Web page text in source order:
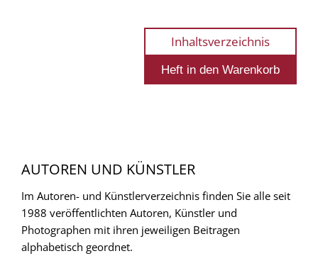
Inhaltsverzeichnis
AUTOREN UND KÜNSTLER
Im Autoren- und Künstlerverzeichnis finden Sie alle seit
1988 veröffentlichten Autoren, Künstler und
Photographen mit ihren jeweiligen Beitragen
alphabetisch geordnet.